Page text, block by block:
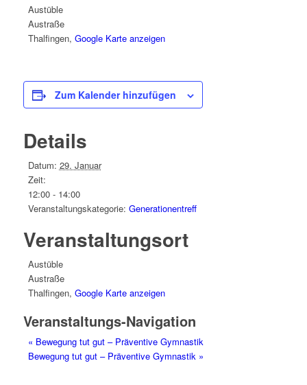
Austüble
Austraße
Thalfingen, Google Karte anzeigen
Zum Kalender hinzufügen
Details
Datum: 29. Januar
Zeit:
12:00 - 14:00
Veranstaltungskategorie: Generationentreff
Veranstaltungsort
Austüble
Austraße
Thalfingen, Google Karte anzeigen
Veranstaltungs-Navigation
« Bewegung tut gut – Präventive Gymnastik
Bewegung tut gut – Präventive Gymnastik »